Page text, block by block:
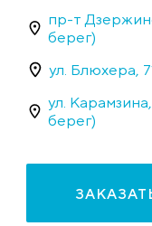
пр-т
берег)
ул. Блюхера,
ул.
берег)